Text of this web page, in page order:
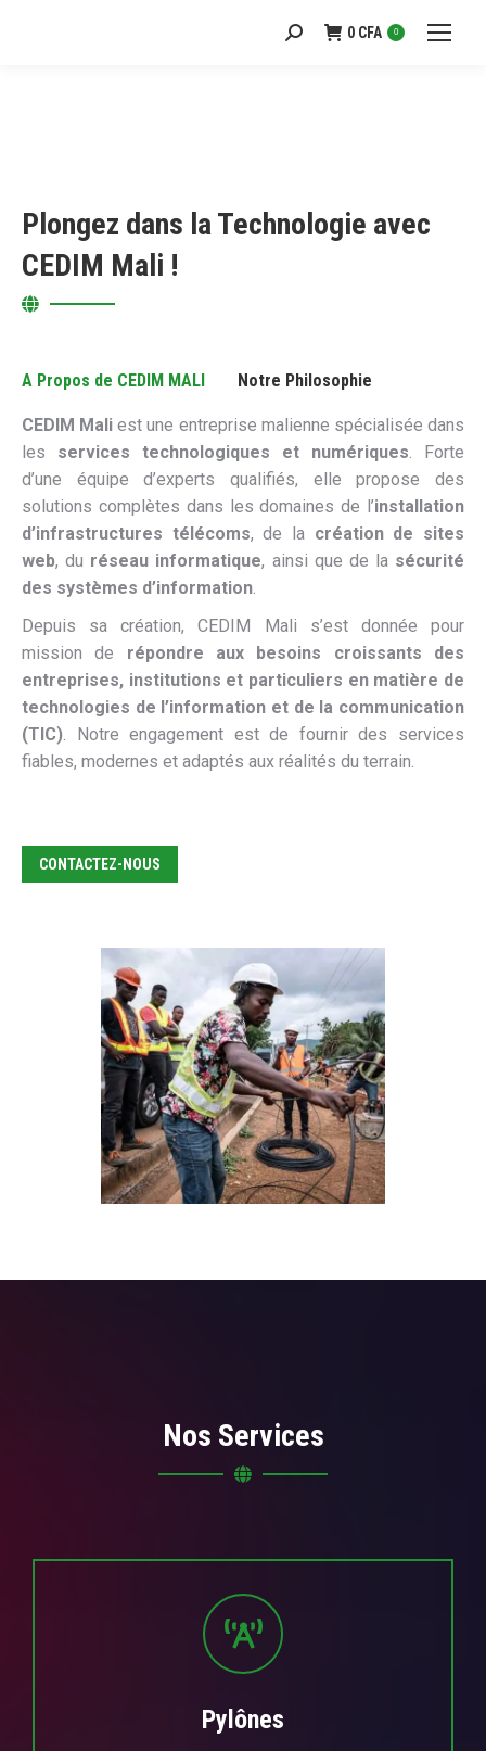
Recherche
0 CFA 0
Plongez dans la Technologie avec
CEDIM Mali !
A Propos de CEDIM MALI Notre Philosophie
CEDIM Mali est une entreprise malienne spécialisée dans
les services technologiques et numériques. Forte
d’une équipe d’experts qualifiés, elle propose des
solutions complètes dans les domaines de l’installation
d’infrastructures télécoms, de la création de sites
web, du réseau informatique, ainsi que de la sécurité
des systèmes d’information.
Depuis sa création, CEDIM Mali s’est donnée pour
mission de répondre aux besoins croissants des
entreprises, institutions et particuliers en matière de
technologies de l’information et de la communication
(TIC). Notre engagement est de fournir des services
fiables, modernes et adaptés aux réalités du terrain.
CONTACTEZ-NOUS
Nos Services
Pylônes